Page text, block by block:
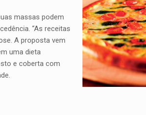
massas podem
“As receitas
A proposta vem
uma dieta
e coberta com